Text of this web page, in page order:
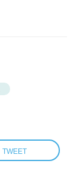
TWEET